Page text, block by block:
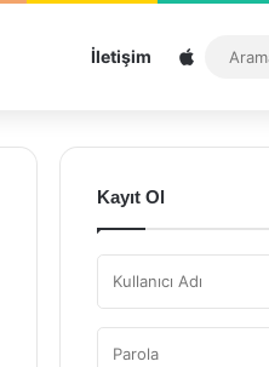
İletişim Sitemap
Kayıt Ol